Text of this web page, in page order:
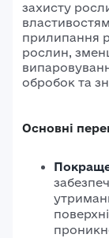
захисту
прилипання
рослин,
обробок та
Основні